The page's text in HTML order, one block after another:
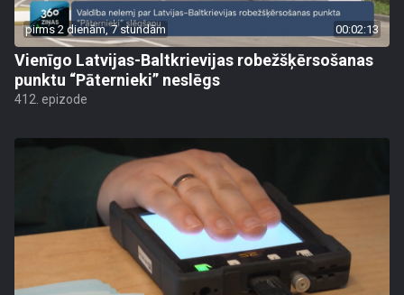
pirms 2 dienām, 7 stundām 00:02:13
Vienīgo Latvijas-Baltkrievijas robežšķērsošanas
punktu “Pāternieki” neslēgs
412. epizode